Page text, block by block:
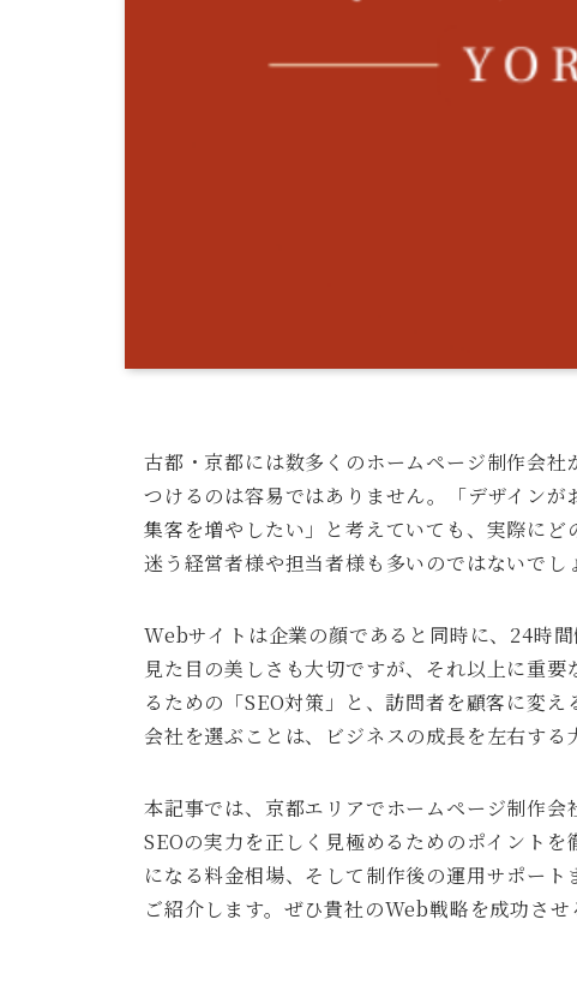
古都・京都には数多くのホームページ制作会
つけるのは容易ではありません。「デザイン
集客を増やしたい」と考えていても、実際に
迷う経営者様や担当者様も多いのではないでし
Webサイトは企業の顔であると同時に、24時
見た目の美しさも大切ですが、それ以上に重
るための「SEO対策」と、訪問者を顧客に変
会社を選ぶことは、ビジネスの成長を左右する
本記事では、京都エリアでホームページ制作
SEOの実力を正しく見極めるためのポイント
になる料金相場、そして制作後の運用サポー
ご紹介します。ぜひ貴社のWeb戦略を成功さ